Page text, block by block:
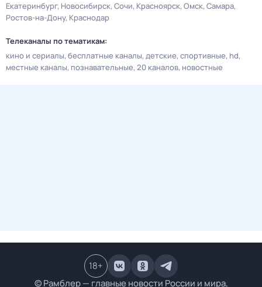
Екатеринбург Новосибирск Сочи Красноярск Омск Самара
Ростов-на-Дону Краснодар
Телеканалы по тематикам:
кино и сериалы бесплатные каналы детские спортивные hd
местные каналы познавательные 20 каналов новостные
© Рамблер — главные новости России и мира,
18+